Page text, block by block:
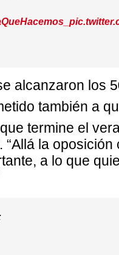
alcanzaron los
también a
termine el
“Allá la
a lo que